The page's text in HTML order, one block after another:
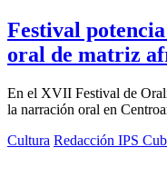
Festival
oral de matriz
En el XVII Festival de
la narración oral en
Cultura Redacción IPS